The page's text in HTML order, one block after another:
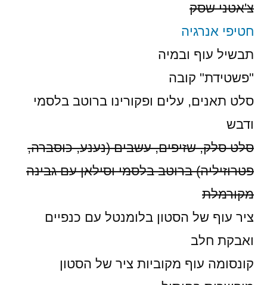
צ'אטני שסק
חטיפי אנרגיה
תבשיל עוף ובמיה
"פשטידת" קובה
סלט תאנים, עלים ופקורינו ברוטב בלסמי
ודבש
סלט סלק, שזיפים, עשבים (נענע, כוסברה,
פטרוזיליה) ברוטב בלסמי וסילאן עם גבינה
מקורמלת
ציר עוף של הסטון בלומנטל עם כנפיים
ואבקת חלב
קונסומה עוף מקוביות ציר של הסטון